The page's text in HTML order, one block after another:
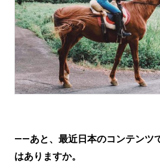
——あと、最近日本のコンテンツ
はありますか。